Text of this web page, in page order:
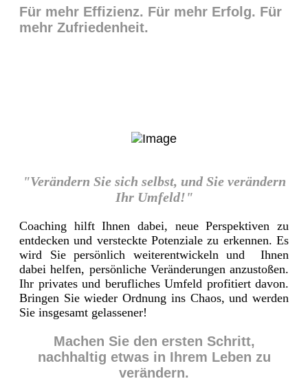
Für mehr Effizienz. Für mehr Erfolg. Für
mehr Zufriedenheit.
"Verändern Sie sich selbst, und Sie verändern
Ihr Umfeld!"
Coaching hilft Ihnen dabei, neue Perspektiven zu
entdecken und versteckte Potenziale zu erkennen. Es
wird Sie persönlich weiterentwickeln und Ihnen
dabei helfen, persönliche Veränderungen anzustoßen.
Ihr privates und berufliches Umfeld profitiert davon.
Bringen Sie wieder Ordnung ins Chaos, und werden
Sie insgesamt gelassener!
Machen Sie den ersten Schritt,
nachhaltig etwas in Ihrem Leben zu
verändern.